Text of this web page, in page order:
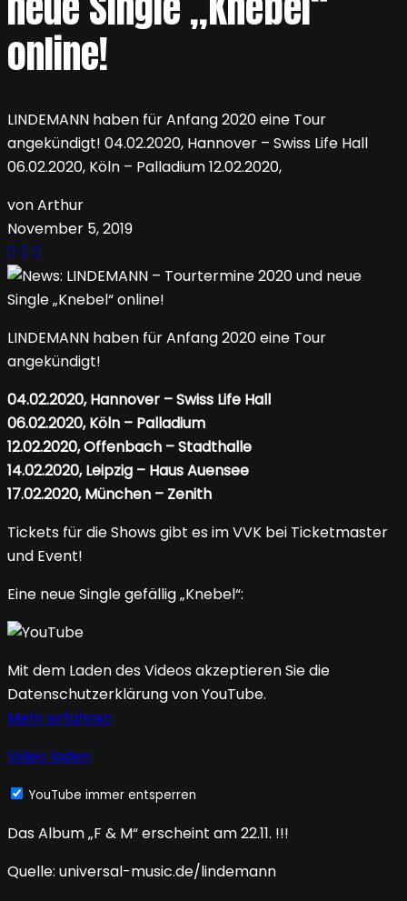
online!
LINDEMANN haben für Anfang 2020 eine Tour
angekündigt! 04.02.2020, Hannover – Swiss Life Hall
06.02.2020, Köln – Palladium 12.02.2020,
von Arthur
November 5, 2019
LINDEMANN haben für Anfang 2020 eine Tour
angekündigt!
04.02.2020, Hannover – Swiss Life Hall
06.02.2020, Köln – Palladium
12.02.2020, Offenbach – Stadthalle
14.02.2020, Leipzig – Haus Auensee
17.02.2020, München – Zenith
Tickets für die Shows gibt es im VVK bei Ticketmaster
und Event!
Eine neue Single gefällig „Knebel“:
Mit dem Laden des Videos akzeptieren Sie die
Datenschutzerklärung von YouTube.
Mehr erfahren
Video laden
YouTube immer entsperren
Das Album „F & M“ erscheint am 22.11. !!!
Quelle: universal-music.de/lindemann